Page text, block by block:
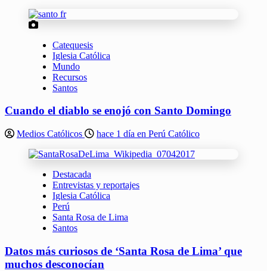
Catequesis
Iglesia Católica
Mundo
Recursos
Santos
Cuando el diablo se enojó con Santo Domingo
Medios Católicos hace 1 día en Perú Católico
Destacada
Entrevistas y reportajes
Iglesia Católica
Perú
Santa Rosa de Lima
Santos
Datos más curiosos de ‘Santa Rosa de Lima’ que
muchos desconocían